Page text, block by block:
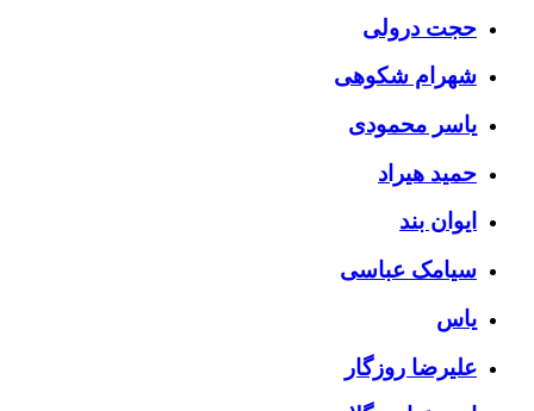
حجت درولی
شهرام شکوهی
یاسر محمودی
حمید هیراد
ایوان بند
سیامک عباسی
یاس
علیرضا روزگار